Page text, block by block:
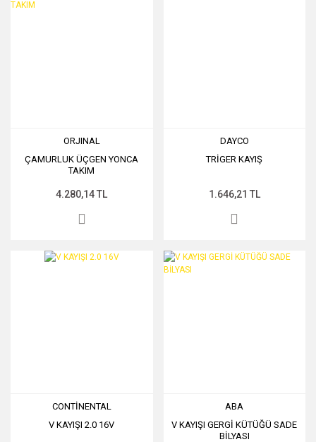
ORJINAL
ÇAMURLUK ÜÇGEN YONCA
TAKIM
4.280,14 TL
DAYCO
TRİGER KAYIŞ
1.646,21 TL
CONTİNENTAL
V KAYIŞI 2.0 16V
ABA
V KAYIŞI GERGİ KÜTÜĞÜ SADE
BİLYASI